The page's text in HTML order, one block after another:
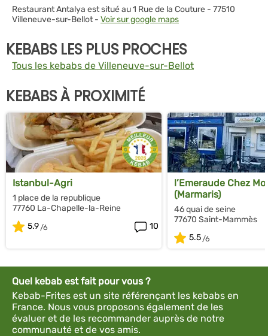
Restaurant Antalya est situé au 1 Rue de la Couture - 77510
Villeneuve-sur-Bellot - Voir sur google maps
KEBABS LES PLUS PROCHES
Tous les kebabs de Villeneuve-sur-Bellot
KEBABS À PROXIMITÉ
Istanbul-Agri
1 place de la republique
77760 La-Chapelle-la-Reine
5.9
10
l’Emeraude Chez
(Marmaris)
46 quai de seine
77670 Saint-Mammès
5.5
Quel kebab est fait pour vous ?
Kebab-Frites est un site référençant les kebabs en
France. Nous vous proposons également de les
évaluer et de les recommander auprès de notre
communauté et de vos amis.